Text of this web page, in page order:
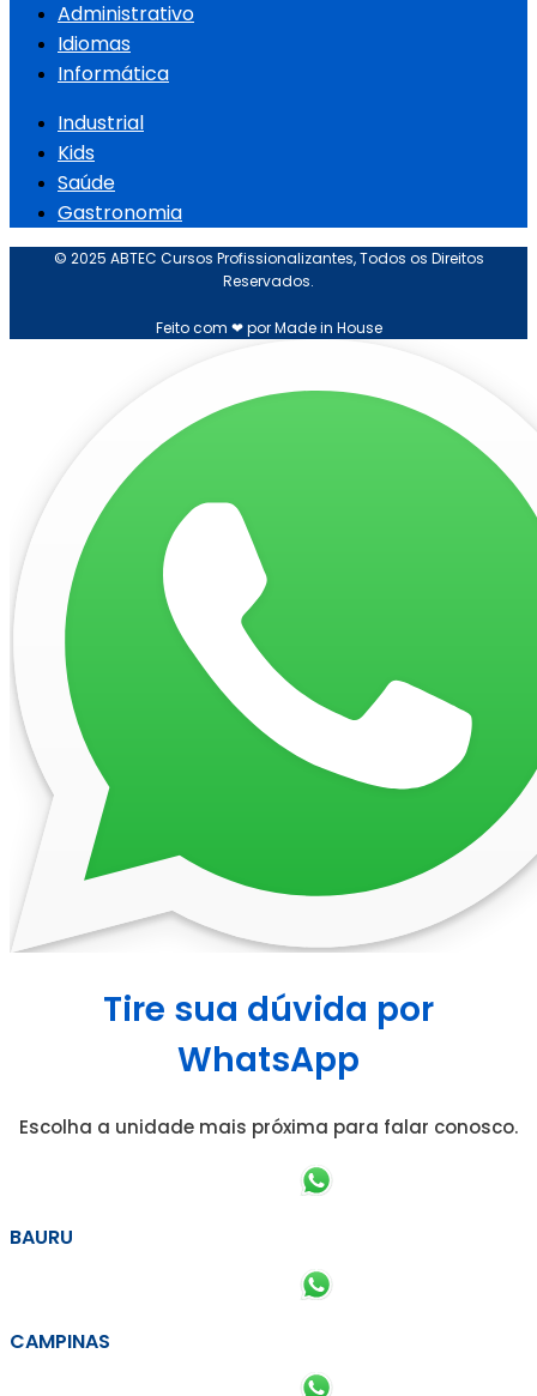
Administrativo
Idiomas
Informática
Industrial
Kids
Saúde
Gastronomia
© 2025 ABTEC Cursos Profissionalizantes, Todos os Direitos
Reservados.
Feito com ❤ por Made in House
Tire sua dúvida por
WhatsApp
Escolha a unidade mais próxima para falar conosco.
BAURU
CAMPINAS